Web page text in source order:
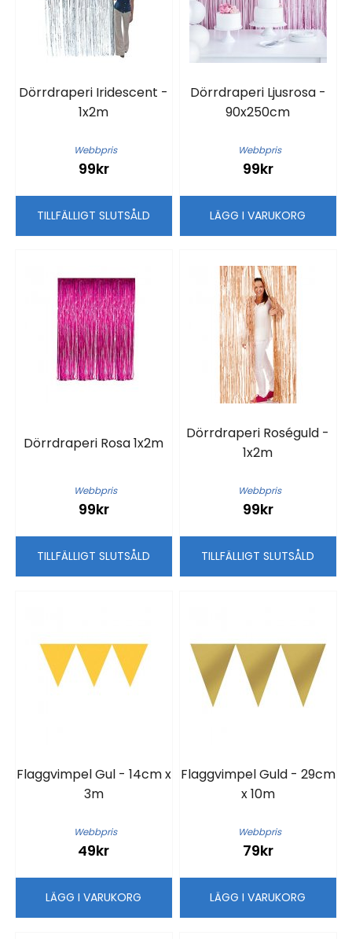
Dörrdraperi Iridescent -
1x2m
Webbpris
99kr
TILLFÄLLIGT SLUTSÅLD
Dörrdraperi Ljusrosa -
90x250cm
Webbpris
99kr
LÄGG I VARUKORG
Dörrdraperi Rosa 1x2m
Webbpris
99kr
TILLFÄLLIGT SLUTSÅLD
Dörrdraperi Roséguld -
1x2m
Webbpris
99kr
TILLFÄLLIGT SLUTSÅLD
Flaggvimpel Gul - 14cm x
3m
Webbpris
49kr
LÄGG I VARUKORG
Flaggvimpel Guld - 29cm
x 10m
Webbpris
79kr
LÄGG I VARUKORG